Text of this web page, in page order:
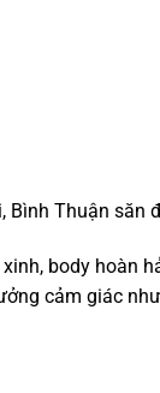
Bình Thuận săn
body
cảm giác